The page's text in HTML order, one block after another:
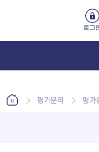
로그
평가문의 평가